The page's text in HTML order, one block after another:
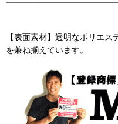
【表面素材】透明なポリエ
を兼ね揃えています。